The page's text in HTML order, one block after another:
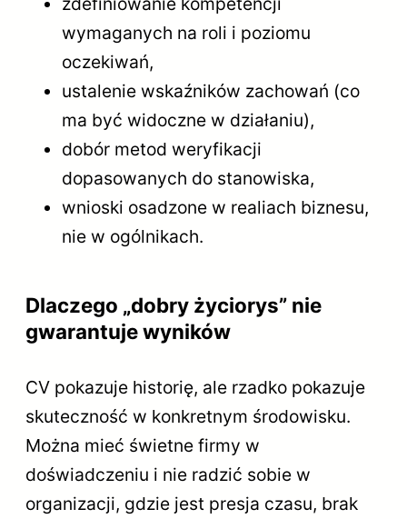
wymaganych na roli i poziomu
oczekiwań,
ustalenie wskaźników zachowań (co
ma być widoczne w działaniu),
dobór metod weryfikacji
dopasowanych do stanowiska,
wnioski osadzone w realiach biznesu,
nie w ogólnikach.
Dlaczego „dobry życiorys” nie
gwarantuje wyników
CV pokazuje historię, ale rzadko pokazuje
skuteczność w konkretnym środowisku.
Można mieć świetne firmy w
doświadczeniu i nie radzić sobie w
organizacji, gdzie jest presja czasu, brak